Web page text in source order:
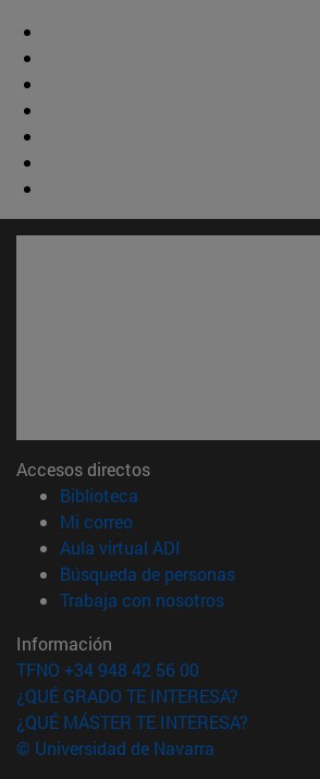
Accesos directos
Biblioteca
Mi correo(abre en nueva ventana)
Aula virtual ADI
Búsqueda de personas(abre en
Trabaja con nosotros(abre en
Información
TFNO +34 948 42 56 00
¿QUÉ GRADO TE INTERESA?
¿QUÉ MÁSTER TE INTERESA?
© Universidad de Navarra